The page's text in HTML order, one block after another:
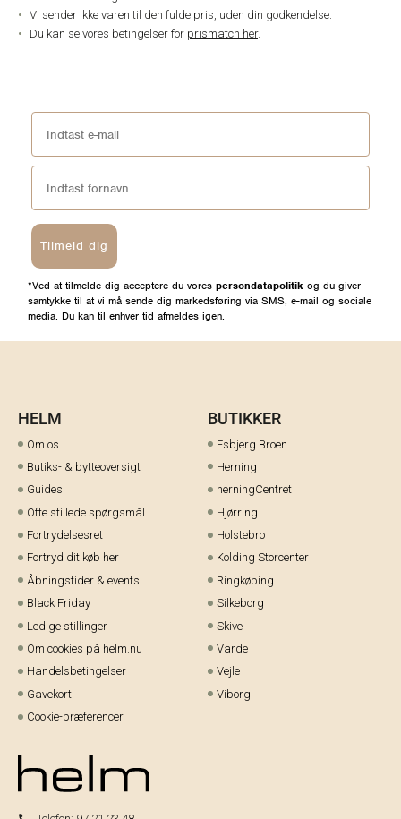
Vi sender ikke varen til den fulde pris, uden din godkendelse.
Du kan se vores betingelser for prismatch her.
Tilmeld dig
*Ved at tilmelde dig acceptere du vores persondatapolitik og du giver
samtykke til at vi må sende dig markedsføring via SMS, e-mail og sociale
media. Du kan til enhver tid afmeldes igen.
HELM
Om os
Butiks- & bytteoversigt
Guides
Ofte stillede spørgsmål
Fortrydelsesret
Fortryd dit køb her
Åbningstider & events
Black Friday
Ledige stillinger
Om cookies på helm.nu
Handelsbetingelser
Gavekort
Cookie-præferencer
BUTIKKER
Esbjerg Broen
Herning
herningCentret
Hjørring
Holstebro
Kolding Storcenter
Ringkøbing
Silkeborg
Skive
Varde
Vejle
Viborg